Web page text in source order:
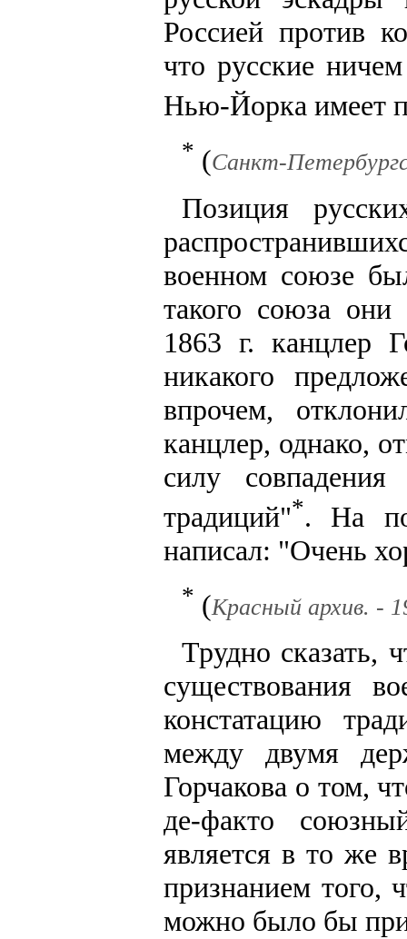
Россией против
что русские
Нью-Йорка имеет
* (Санкт-
Позиция
военном союзе
такого союза они
1863 г. канцлер
никакого
впрочем,
канцлер, однако,
силу
традиций"*. На
написал: "Очень
* (Красный архив. -
Трудно сказать,
существования
констатацию
между двумя
Горчакова о том,
де-факто
является в то же
признанием того,
можно было бы